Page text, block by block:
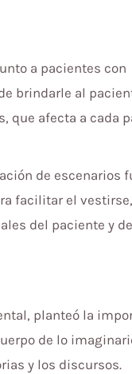
a pacientes con
brindarle al
que afecta a cada
de escenarios
facilitar el
del paciente y
planteó la
de lo
y los discursos.